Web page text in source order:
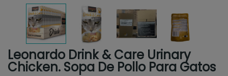
Leonardo Drink & Care Urinary
Chicken. Sopa De Pollo Para Gatos